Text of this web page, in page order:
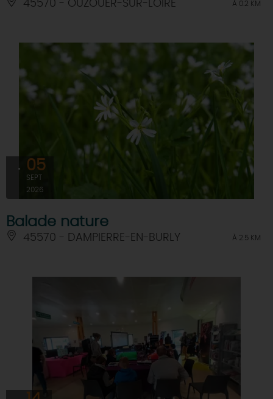
45570 - OUZOUER-SUR-LOIRE À 0.2 KM
05
SEPT
2026
Balade nature
45570 - DAMPIERRE-EN-BURLY À 2.5 KM